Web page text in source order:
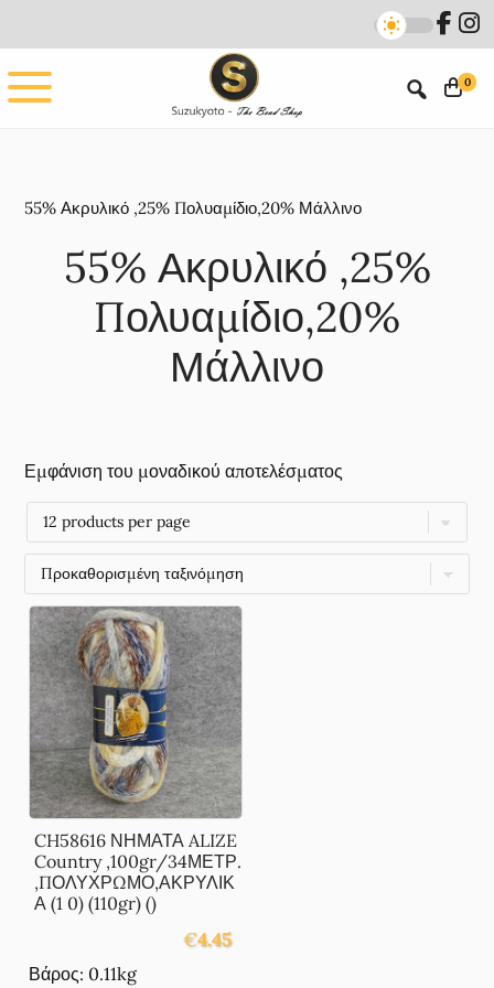
main
content
footer
0
55% Ακρυλικό ,25% Πολυαμίδιο,20% Μάλλινο
55% Ακρυλικό ,25%
Πολυαμίδιο,20%
Μάλλινο
Εμφάνιση του μοναδικού αποτελέσματος
CH58616 ΝΗΜΑΤΑ ALIZE
Country ,100gr/34ΜΕΤΡ.
,ΠΟΛΥΧΡΩΜΟ,ΑΚΡΥΛΙΚ
Α (1 0) (110gr) ()
€4.45
Βάρος: 0.11kg